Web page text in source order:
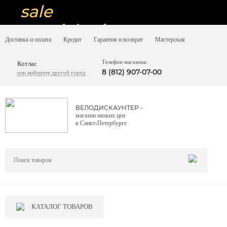
sale
special price
ну очень
вот дешево
sale
sale
надо брать
Доставка и оплата Кредит Гарантия и возврат Мастерская
Котлас
или выберите другой город
Телефон магазина:
8 (812) 907-07-00
ВЕЛОДИСКАУНТЕР -
магазин низких цен
в Санкт-Петербурге
КАТАЛОГ ТОВАРОВ